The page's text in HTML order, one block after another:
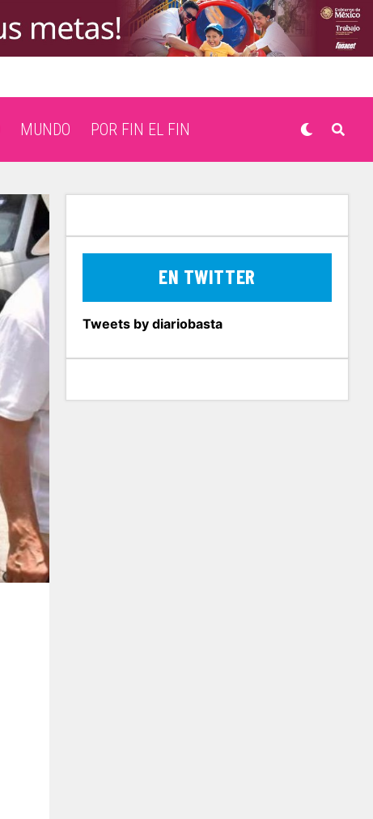
MUNDO POR FIN EL FIN
EN TWITTER
Tweets by diariobasta